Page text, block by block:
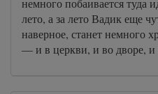
лето, а за лето Вадик еще
наверное, станет немного
— и в церкви, и во дворе, и